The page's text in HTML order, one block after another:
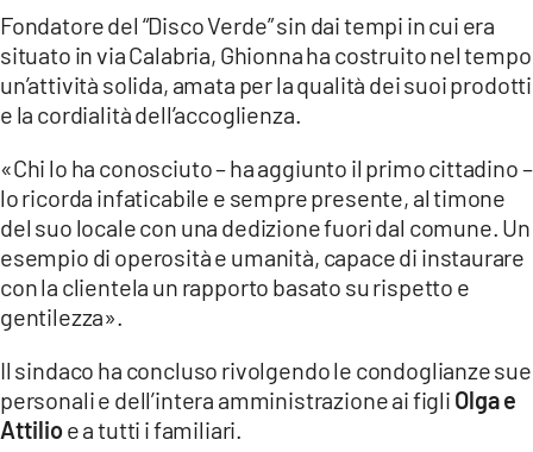
Fondatore del “Disco Verde” sin dai tempi in cui era
situato in via Calabria, Ghionna ha costruito nel tempo
un’attività solida, amata per la qualità dei suoi prodotti
e la cordialità dell’accoglienza.
«Chi lo ha conosciuto – ha aggiunto il primo cittadino –
lo ricorda infaticabile e sempre presente, al timone
del suo locale con una dedizione fuori dal comune. Un
esempio di operosità e umanità, capace di instaurare
con la clientela un rapporto basato su rispetto e
gentilezza».
Il sindaco ha concluso rivolgendo le condoglianze sue
personali e dell’intera amministrazione ai figli Olga e
Attilioe a tutti i familiari.